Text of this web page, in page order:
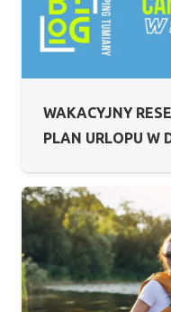
WAKACYJNY
PLAN URLOPU W